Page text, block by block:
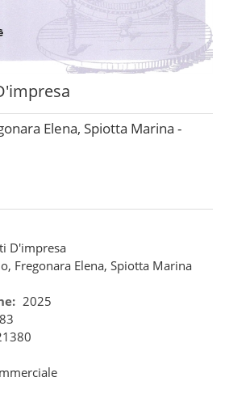
Elena, Spiotta Marina -
D'impresa
Fregonara Elena, Spiotta Marina
2025